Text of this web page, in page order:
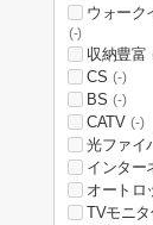
ウォーク
(-)
収納豊富
CS (-)
BS (-)
CATV (-)
光ファイ
インター
オートロ
TVモニ